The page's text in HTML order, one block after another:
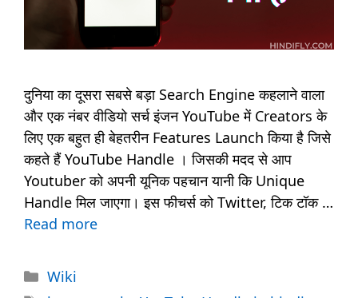
दुनिया का दूसरा सबसे बड़ा Search Engine कहलाने वाला
और एक नंबर वीडियो सर्च इंजन YouTube में Creators के
लिए एक बहुत ही बेहतरीन Features Launch किया है जिसे
कहते हैं YouTube Handle । जिसकी मदद से आप
Youtuber को अपनी यूनिक पहचान यानी कि Unique
Handle मिल जाएगा। इस फीचर्स को Twitter, टिक टॉक …
Read more
Categories
Wiki